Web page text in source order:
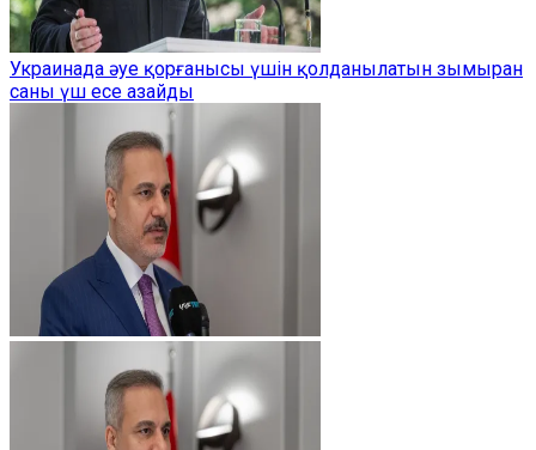
Украинада әуе қорғанысы үшін қолданылатын зымыран
саны үш есе азайды